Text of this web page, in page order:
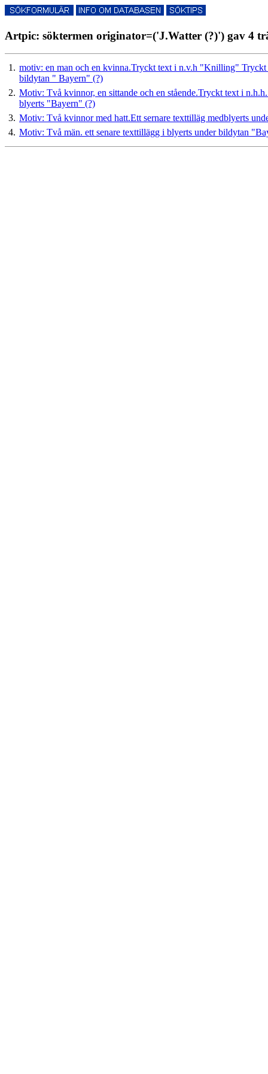
Artpic: söktermen originator=('J.Watter (?)') gav 4
1. motiv: en man och en kvinna.Tryckt text i n.v.h "Knilling"
bildytan " Bayern" (?)
2. Motiv: Två kvinnor, en sittande och en stående.Tryckt text i
blyerts "Bayern" (?)
3. Motiv: Två kvinnor med hatt.Ett sernare texttilläg medblyerts
4. Motiv: Två män. ett senare texttillägg i blyerts under bildytan